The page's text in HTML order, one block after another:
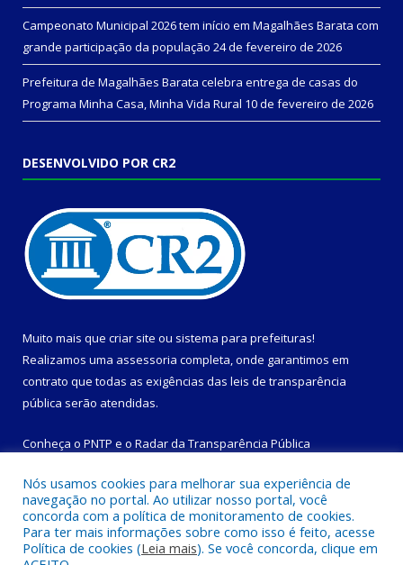
Campeonato Municipal 2026 tem início em Magalhães Barata com
grande participação da população 24 de fevereiro de 2026
Prefeitura de Magalhães Barata celebra entrega de casas do
Programa Minha Casa, Minha Vida Rural 10 de fevereiro de 2026
DESENVOLVIDO POR CR2
Muito mais que criar site ou sistema para prefeituras!
Realizamos uma assessoria completa, onde garantimos em
contrato que todas as exigências das leis de transparência
pública serão atendidas.
Conheça o PNTP e o Radar da Transparência Pública
Todos os direitos reservados a Prefeitura Municipal de
Magalhães Barata.
Nós usamos cookies para melhorar sua experiência de
navegação no portal. Ao utilizar nosso portal, você
concorda com a política de monitoramento de cookies.
Para ter mais informações sobre como isso é feito, acesse
Política de cookies (Leia mais). Se você concorda, clique em